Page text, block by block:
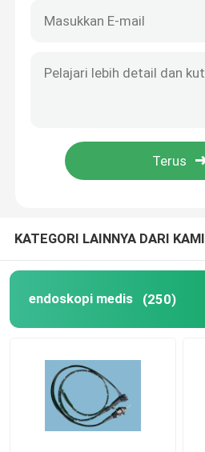
Perbaikan Endoskopi kaku
Perbaikan Prosesor Endoskopi
KATEGORI LAINNYA DARI KAMI
endoskopi medis (250)